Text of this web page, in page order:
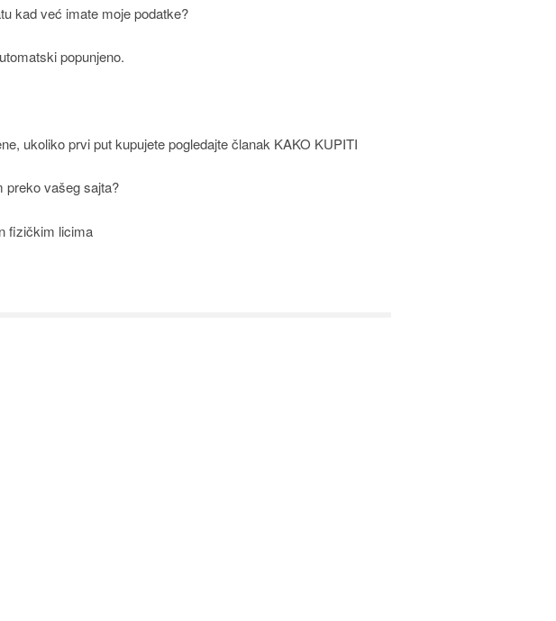
kad već imate moje podatke?
popunjeno.
ukoliko prvi put kupujete pogledajte članak KAKO KUPITI
preko vašeg sajta?
fizičkim licima